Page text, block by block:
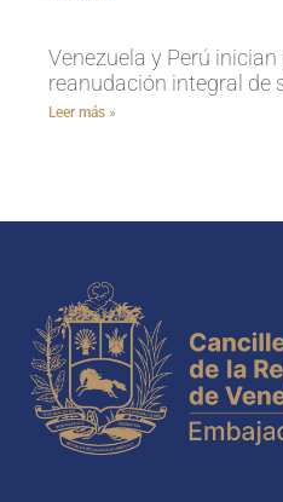
Venezuela y Perú
reanudación integral de
Leer más »